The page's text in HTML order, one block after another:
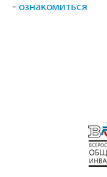
- ознакомиться